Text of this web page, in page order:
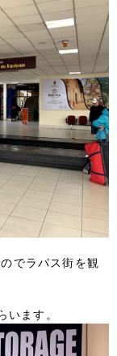
でラパス街を観
います。